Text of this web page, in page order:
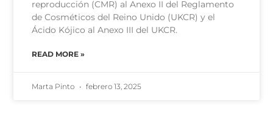
reproducción (CMR) al Anexo II del Reglamento
de Cosméticos del Reino Unido (UKCR) y el
Ácido Kójico al Anexo III del UKCR.
READ MORE »
Marta Pinto febrero 13, 2025